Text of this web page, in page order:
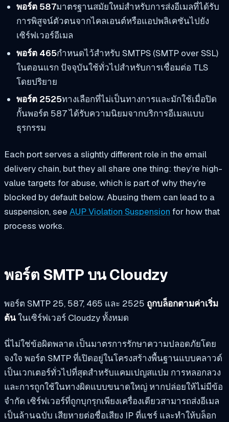
พอร์ต 587มาตรฐานสมัยใหม่สำหรับการส่งอีเมลที่ได้รับ
การพิสูจน์ตัวตนจากไคลเอนต์หรือแอปพลิเคชันไปยัง
เซิร์ฟเวอร์อีเมล
พอร์ต 465กำหนดไว้สำหรับ SMTPS (SMTP over SSL)
ในตอนแรก ปัจจุบันใช้ทั่วไปสำหรับการเชื่อมต่อ TLS
โดยปริยาย
พอร์ต 2525ทางเลือกที่ไม่เป็นทางการและมักใช้เมื่อปิด
กั้นพอร์ต 587 ได้รับความนิยมจากบริการอีเมลแบบ
ธุรกรรม
Each port serves a slightly different role in the email
delivery chain, but they all share one thing: they’re high-
value targets for abuse, which is part of why they’re
blocked by default below. Abusing them can lead to a
suspension, see AUP Violation Suspension for how that
process works.
พอร์ต SMTP บน Cloudzy
พอร์ต SMTP 25, 587, 465 และ 2525 ถูกบล็อกตามค่าเริ่ม
ต้นในเซิร์ฟเวอร์ Cloudzy ทั้งหมด
นี่ไม่ใช่ข้อผิดพลาด เป็นมาตรการรักษาความปลอดภัยโดย
จงใจ พอร์ต SMTP ที่เปิดอยู่ในโครงสร้างพื้นฐานแบบคลาวด์
เป็นเวกเตอร์ทั่วไปที่สุดสำหรับแคมเปญสแปม การหลอกลวง
และการถูกใช้ในทางผิดแบบขนาดใหญ่ หากปล่อยให้ไม่มีข้อ
จำกัด เซิร์ฟเวอร์ที่ถูกบุกรุกเพียงเครื่องเดียวสามารถส่งอีเมล
เป็นล้านฉบับ เสียหายต่อชื่อเสียง IP ที่แชร์ และทำให้บล็อก